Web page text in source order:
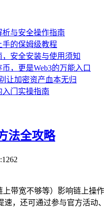
析与安全操作指南
的保姆级教程
安全安装与使用须知
，更是Web3的万能入口
让加密资产血本无归
门实操指南
法全攻略
带宽不够等）影响链上
，还可通过参与官方活动